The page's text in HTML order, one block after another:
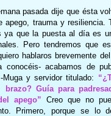
pasada dije que ésta
apego, trauma y resiliencia.
ya que la puesta al día es
Pero tendremos que
hablaros brevemente
conocéis- acabamos de
Muga y servidor titulado:
brazo? Guía para
apego” Creo que no
Primero, porque se lo